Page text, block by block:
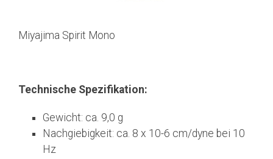
Miyajima Spirit Mono
Technische Spezifikation:
Gewicht: ca. 9,0 g
Nachgiebigkeit: ca. 8 x 10-6 cm/dyne bei 10
Hz